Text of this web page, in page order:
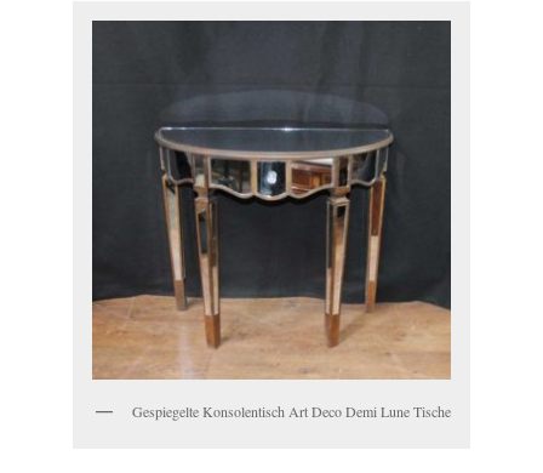
Gespiegelte Konsolentisch Art Deco Demi Lune Tische